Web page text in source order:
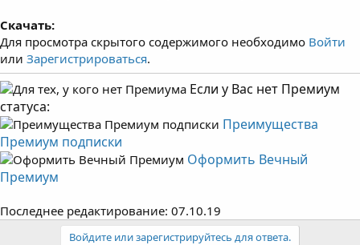
Скачать:
Для просмотра скрытого содержимого необходимо Войти
или Зарегистрироваться.
Если у Вас нет Премиум
статуса:
Преимущества
Премиум подписки
Оформить Вечный
Премиум
Последнее редактирование: 07.10.19
Войдите или зарегистрируйтесь для ответа.